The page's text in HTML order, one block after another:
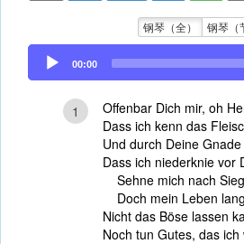
钢琴（全） 钢琴（
Audio
Player
00:00
1
Offenbar Dich mir, oh
Dass ich kenn das
Und durch Deine Gnade
Dass ich niederknie vor
Sehne mich nach
Doch mein Leben
Nicht das Böse lassen
Noch tun Gutes, das ich